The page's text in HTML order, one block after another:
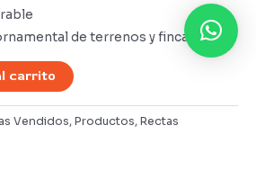
de terrenos y fincas
carrito
Vendidos,Productos,Rectas